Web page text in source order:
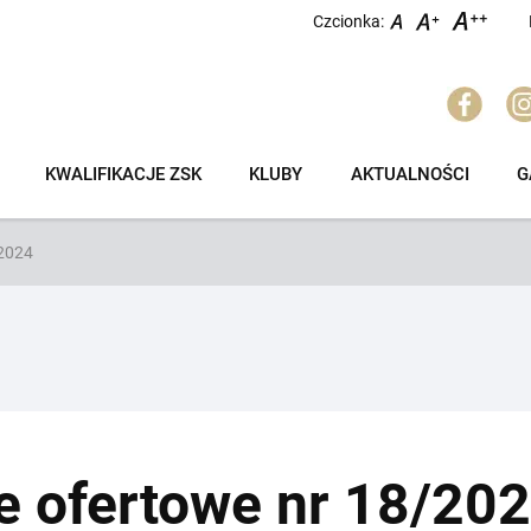
Czcionka:
KWALIFIKACJE ZSK KLUBY AKTUALNOŚCI
ofertowe nr 18/